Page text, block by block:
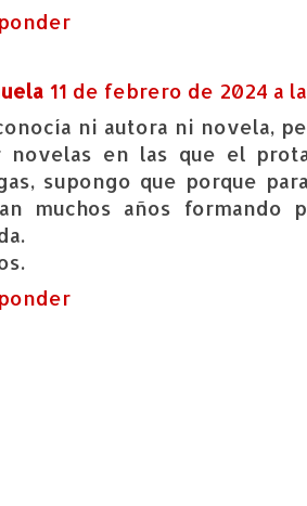
11 de febrero de 2024 a
ni autora ni novela,
novelas en las que el
supongo que porque
muchos años formando